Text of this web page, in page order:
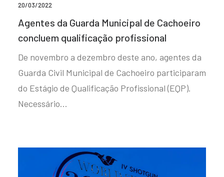
20/03/2022
Agentes da Guarda Municipal de Cachoeiro
concluem qualificação profissional
De novembro a dezembro deste ano, agentes da
Guarda Civil Municipal de Cachoeiro participaram
do Estágio de Qualificação Profissional (EQP).
Necessário…